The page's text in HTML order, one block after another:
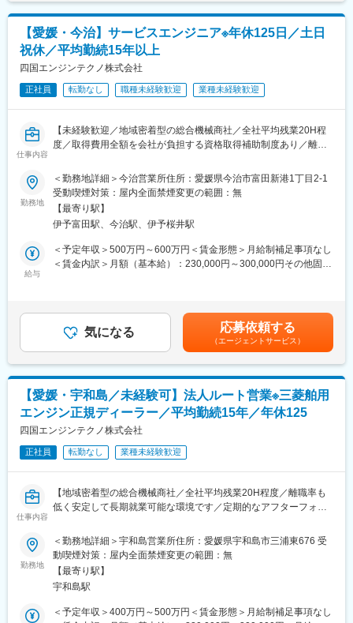
■当社の魅力：
社員一人ひとりのスキルアップを支援しており、階層別研修、キ
ャリアアップ制度、人事評価制度などのサポート制度を設けてお
ります。「焦ったり、無理をして背伸びをする必要ない」という
考えが根付いているため、ご自身のペースで学びながら、確実に
成長できる環境となっています。
■社風：
現在、20代～40代の社員が活躍しており、良好なチームワーク体
制が築かれております。また、社内研修、社内イベントなどにお
れています。「自分らしさ」を充分に発揮しながら、スキルアッ
プを図ることができます。
変更の範囲：会社の定める業務
【愛媛・今治】サービスエンジニア※年休125日／土日
祝休／平均勤続15年以上
四国エンジンテクノ株式会社
正社員 転勤なし 職種未経験歓迎 業種未経験歓迎
仕事内容
【未経験歓迎／地域密着型の総合機械商社／全社平均残業20H程
度／取得費用全額を会社が負担する資格取得補助制度あり／離職
■業務概要：
エンジン事業部門でメンテナンス業務をご担当いただきます。定
期点検の保全や修繕業務がメインとなります。大型機械の修理の
場合は、持ち帰ってメンテナンスを行います。選考の中でご本人
の希望と適正を考慮しながら配属先を決定していきます。
舶用・産業用ディーゼルエンジン、三菱ガスエンジン・ガスター
ビン、発電装置、太陽光発電システム、油清浄機、FRP製船舶、
コージェネレーションシステム、ソーラー発電システムを取り扱
■当社の魅力：
社員一人ひとりのスキルアップを支援しており、階層別研修、キ
ャリアアップ制度、人事評価制度などのサポート制度を設けてお
ります。「焦ったり、無理をして背伸びをする必要ない」という
考えが根付いているため、ご自身のペースで学びながら、確実に
成長できる環境となっています。
■社風：
現在、20代～40代の社員が活躍しており、良好なチームワーク体
制が築かれております。また、社内研修、社内イベントなどにお
れています。「自分らしさ」を充分に発揮しながら、スキルアッ
プを図ることができます。
変更の範囲：会社の定める業務
勤務地
＜勤務地詳細＞今治営業所住所：愛媛県今治市富田新港1丁目2-1
受動喫煙対策：屋内全面禁煙変更の範囲：無
【最寄り駅】
伊予富田駅、今治駅、伊予桜井駅
給与
＜予定年収＞500万円～600万円＜賃金形態＞月給制補足事項なし
＜賃金内訳＞月額（基本給）：230,000円～300,000円その他固定
円）の過去実績あり■賞与：年2回※過去実績4ヶ月分賃金はあくま
でも目安の金額であり、選考を通じて上下する可能性がありま
す。月給(月額)は固定手当を含めた表記です。
気になる 応募依頼する
（エージェントサービス）
【愛媛・宇和島／未経験可】法人ルート営業※三菱舶用
エンジン正規ディーラー／平均勤続15年／年休125
四国エンジンテクノ株式会社
正社員 転勤なし 業種未経験歓迎
仕事内容
【地域密着型の総合機械商社／全社平均残業20H程度／離職率も
低く安定して長期就業可能な環境です／定期的なアフターフォロ
■業務概要：
エンジン部門（漁船、舶用エンジン、常用・非常用発電機等）に
て、お客様への定期的なヒアリング、アフターフォローを担当い
ただきます。
・お客様への定期的なヒアリング
・見積作成、各種書類作成
勤務地
＜勤務地詳細＞宇和島営業所住所：愛媛県宇和島市三浦東676 受
動喫煙対策：屋内全面禁煙変更の範囲：無
【最寄り駅】
宇和島駅
＜予定年収＞400万円～500万円＜賃金形態＞月給制補足事項なし